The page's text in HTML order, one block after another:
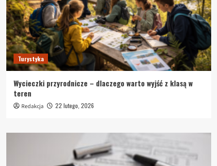
Turystyka
Wycieczki przyrodnicze – dlaczego warto wyjść z klasą w
teren
Redakcja 22 lutego, 2026